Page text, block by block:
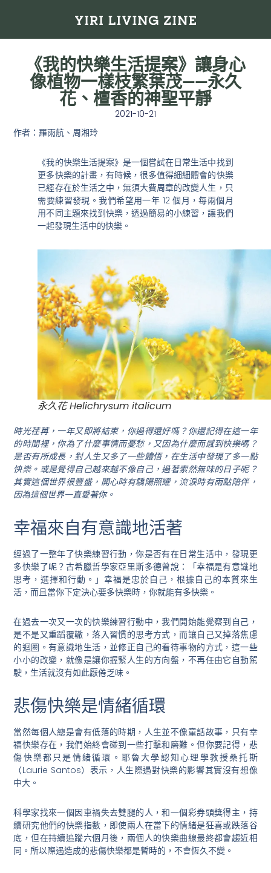
《我的快樂生活提案》讓身心
像植物一樣枝繁葉茂——永久
花、檀香的神聖平靜
2021-10-21
作者：羅雨航、周湘玲
《我的快樂生活提案》是一個嘗試在日常生活中找到
更多快樂的計畫，有時候，很多值得細細體會的快樂
已經存在於生活之中，無須大費周章的改變人生，只
需要練習發現。我們希望用一年 12 個月，每兩個月
用不同主題來找到快樂，透過簡易的小練習，讓我們
一起發現生活中的快樂。
永久花 Helichrysum italicum
時光荏苒，一年又即將結束，你過得還好嗎？你還記得在這一年
的時間裡，你為了什麼事情而憂愁，又因為什麼而感到快樂嗎？
是否有所成長，對人生又多了一些體悟，在生活中發現了多一點
快樂。或是覺得自己越來越不像自己，過著索然無味的日子呢？
其實這個世界很豐盛，開心時有驕陽照耀，流淚時有雨點陪伴，
因為這個世界一直愛著你。
幸福來自有意識地活著
經過了一整年了快樂練習行動，你是否有在日常生活中，發現更
多快樂了呢？古希臘哲學家亞里斯多德曾說：「幸福是有意識地
思考，選擇和行動。」幸福是忠於自己，根據自己的本質來生
活，而且當你下定決心要多快樂時，你就能有多快樂。
在過去一次又一次的快樂練習行動中，我們開始能覺察到自己，
是不是又重蹈覆轍，落入習慣的思考方式，而讓自己又掉落焦慮
的迴圈。有意識地生活，並修正自己的看待事物的方式，這一些
小小的改變，就像是讓你握緊人生的方向盤，不再任由它自動駕
駛，生活就沒有如此厭倦乏味。
悲傷快樂是情緒循環
當然每個人總是會有低落的時期，人生並不像童話故事，只有幸
福快樂存在，我們始終會碰到一些打擊和磨難。但你要記得，悲
傷快樂都只是情緒循環。耶魯大學認知心理學教授桑托斯
（Laurie Santos）表示，人生際遇對快樂的影響其實沒有想像
中大。
科學家找來一個因車禍失去雙腿的人，和一個彩券頭獎得主，持
續研究他們的快樂指數，即使兩人在當下的情緒是狂喜或跌落谷
底，但在持續追蹤六個月後，兩個人的快樂曲線最終都會趨近相
同。所以際遇造成的悲傷快樂都是暫時的，不會恆久不變。